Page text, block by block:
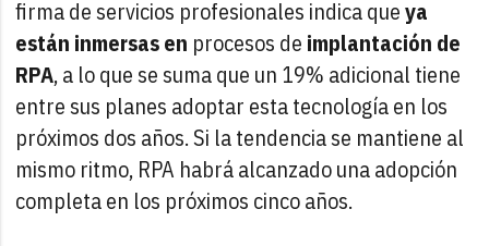
firma de servicios profesionales indica queya
están inmersas en procesos de implantación de
RPA, a lo que se suma que un 19% adicional tiene
entre sus planes adoptar esta tecnología en los
próximos dos años. Si la tendencia se mantiene al
mismo ritmo, RPA habrá alcanzado una adopción
completa en los próximos cinco años.